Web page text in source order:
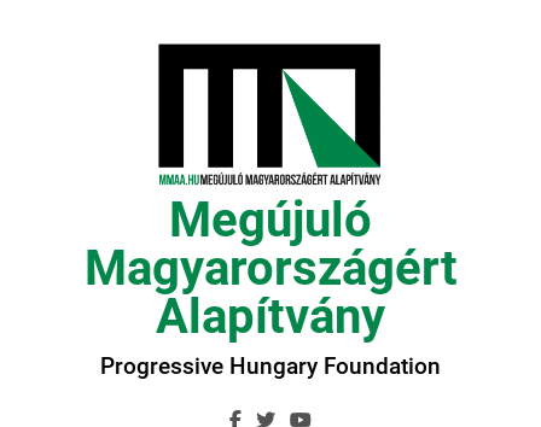
Megújuló
Magyarországért
Alapítvány
Progressive Hungary Foundation